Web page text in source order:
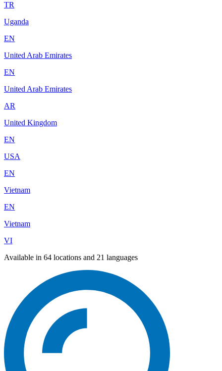
TR
Uganda
EN
United Arab Emirates
EN
United Arab Emirates
AR
United Kingdom
EN
USA
EN
Vietnam
EN
Vietnam
VI
Available in 64 locations and 21 languages